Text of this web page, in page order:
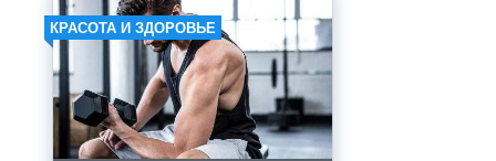
КРАСОТА И ЗДОРОВЬЕ